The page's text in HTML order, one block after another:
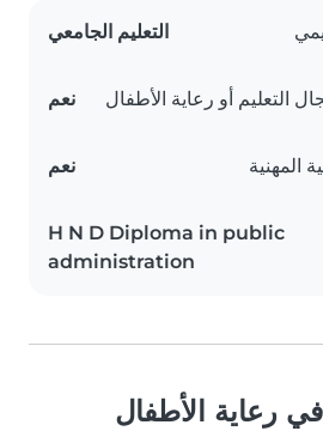
التعليم الجامعي
التعليم أو رعاية الأطفال نعم
المهنية نعم
H N D Diploma in public
administration
رعاية الأطفال